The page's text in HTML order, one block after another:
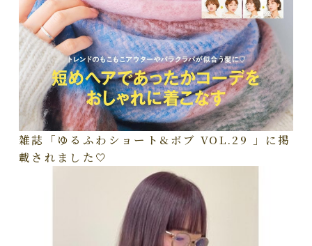
雑誌「ゆるふわショート&ボブ VOL.29 」に掲
載されました🤍